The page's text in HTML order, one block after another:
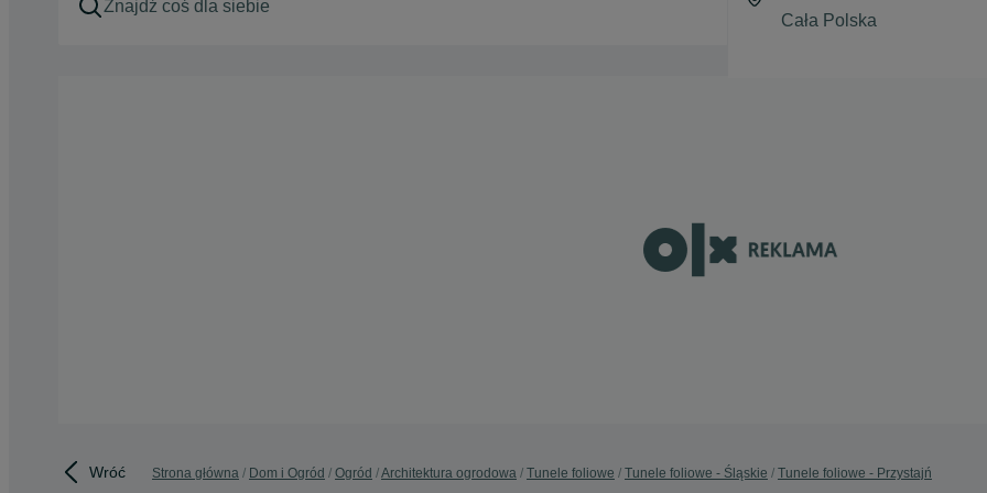
Wróć Strona główna Dom i Ogród Ogród Architektura ogrodowa Tunele foliowe Tunele foliowe - Śląskie Tunele foliowe - Przystajń